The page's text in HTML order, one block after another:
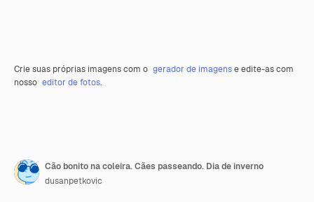
Crie suas próprias imagens com o gerador de imagense edite-as com
nosso editor de fotos.
Cão bonito na coleira. Cães passeando. Dia de inverno
dusanpetkovic